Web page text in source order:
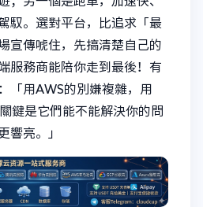
馭。選對平台，比追求「最
宣傳唬住，先搞清楚自己的
服務商能陪你走到最後！有
「用AWS的別嫌複雜，用
鍵是它們能不能解決你的問
響亮。」